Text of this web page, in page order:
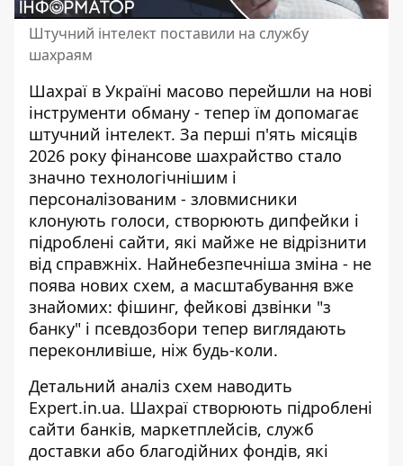
Штучний інтелект поставили на службу
шахраям
Шахраї в Україні масово перейшли на нові
інструменти обману - тепер їм допомагає
штучний інтелект. За перші п'ять місяців
2026 року фінансове шахрайство стало
значно технологічнішим і
персоналізованим - зловмисники
клонують голоси, створюють дипфейки і
підроблені сайти, які майже не відрізнити
від справжніх. Найнебезпечніша зміна - не
поява нових схем, а масштабування вже
знайомих: фішинг, фейкові дзвінки "з
банку" і псевдозбори тепер виглядають
переконливіше, ніж будь-коли.
Детальний аналіз схем наводить
Expert.in.ua. Шахраї створюють підроблені
сайти банків, маркетплейсів, служб
доставки або благодійних фондів, які